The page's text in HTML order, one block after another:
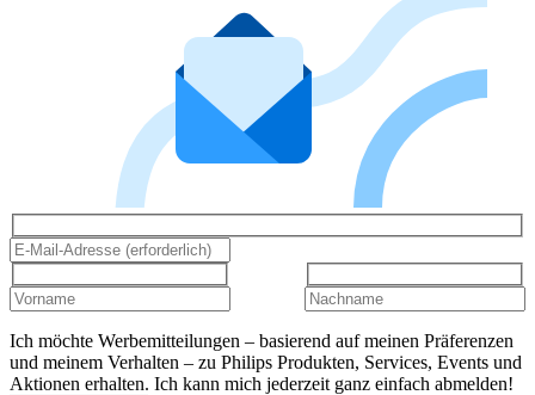
Ich möchte Werbemitteilungen – basierend auf meinen Präferenzen
und meinem Verhalten – zu Philips Produkten, Services, Events und
Aktionen erhalten. Ich kann mich jederzeit ganz einfach abmelden!